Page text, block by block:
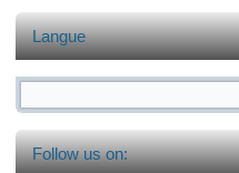
Langue
Formulaire de recherche
Follow us on: